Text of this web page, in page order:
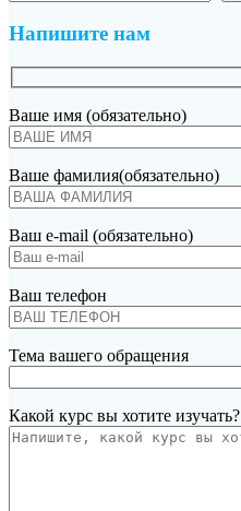
Напишите нам
Ваше имя (обязательно)
Ваше фамилия(обязательно)
Ваш e-mail (обязательно)
Ваш телефон
Тема вашего обращения
Какой курс вы хотите изучать?